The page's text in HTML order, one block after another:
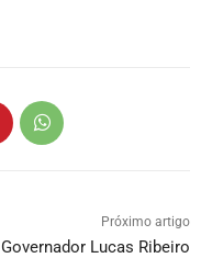
Próximo artigo
Governador Lucas Ribeiro